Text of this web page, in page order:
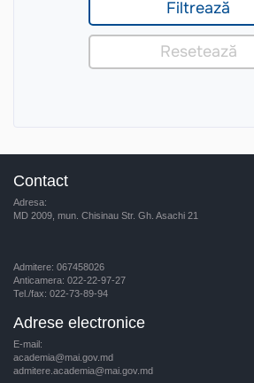
Contact
Adresa:
MD 2009, mun. Chisinau Str. Gh. Asachi 21
Admitere: 067458026
Anticamera: 022-22-97-27
Tel./fax: 022-73-89-94
Adrese electronice
E-mail:
academia@mai.gov.md
admitere.academia@mai.gov.md